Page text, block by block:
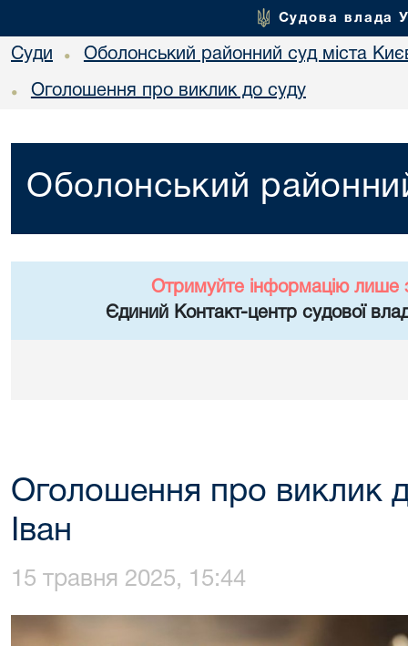
Судова влада
Суди • Оболонський районний суд міста
• Оголошення про виклик до суду
Оболонський
Отримуйте інформацію лише
Єдиний Контакт-центр судової
Оголошення про виклик
Іван
15 травня 2025, 15:44